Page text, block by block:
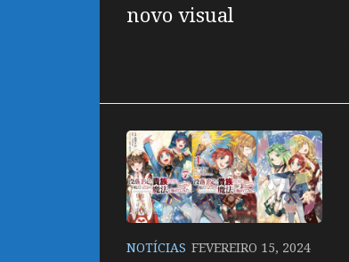
novo visual
NOTÍCIAS FEVEREIRO 15, 2024